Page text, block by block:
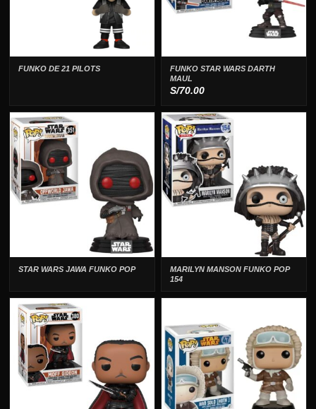
FUNKO DE 21 PILOTS
FUNKO STAR WARS DARTH
MAUL
S/70.00
STAR WARS JAWA FUNKO POP
MARILYN MANSON FUNKO POP
154